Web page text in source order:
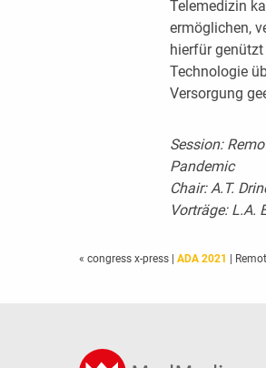
Telemedizin
ermöglichen,
hierfür
Technologie
Versorgung
Session:
Pandemic
Chair: A.T.
Vorträge: L.A.
« congress x-press ADA 2021 |